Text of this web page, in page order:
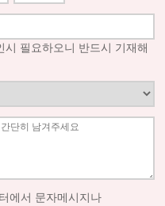
시 필요하오니 반드시 기재해
에서 문자메시지나